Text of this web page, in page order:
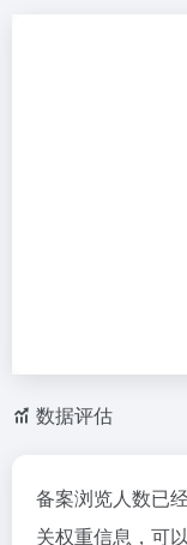
数据评估
备案浏览人数已
关权重信息，可